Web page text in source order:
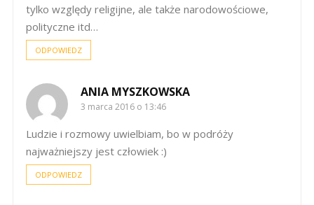
tylko względy religijne, ale także narodowościowe,
polityczne itd…
ODPOWIEDZ
ANIA MYSZKOWSKA
3 marca 2016 o 13:46
Ludzie i rozmowy uwielbiam, bo w podróży
najważniejszy jest człowiek :)
ODPOWIEDZ